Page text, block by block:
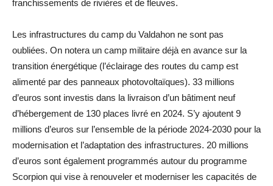
franchissements de rivières et de fleuves.
Les infrastructures du camp du Valdahon ne sont pas
oubliées. On notera un camp militaire déjà en avance sur la
transition énergétique (l’éclairage des routes du camp est
alimenté par des panneaux photovoltaïques). 33 millions
d’euros sont investis dans la livraison d’un bâtiment neuf
d’hébergement de 130 places livré en 2024. S’y ajoutent 9
millions d’euros sur l’ensemble de la période 2024-2030 pour la
modernisation et l’adaptation des infrastructures. 20 millions
d’euros sont également programmés autour du programme
Scorpion qui vise à renouveler et moderniser les capacités de